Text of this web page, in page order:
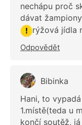
nechápu proč
dávat žampiony
rýžová jídla
Odpovědět
Bibinka
Hani, to
1.místě(teda u
končí soutěž,